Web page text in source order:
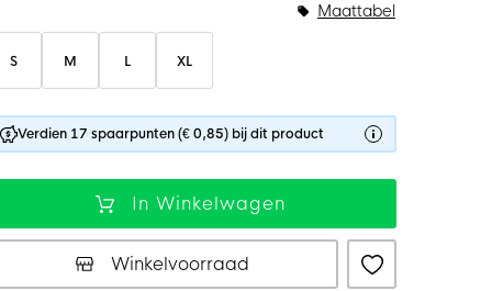
S M L XL
Maattabel
Verdien 17 spaarpunten (€ 0,85) bij dit product
In Winkelwagen
Winkelvoorraad